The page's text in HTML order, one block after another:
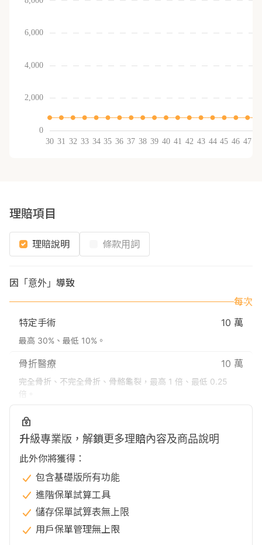
理賠項目
理賠說明 條款用詞
因「意外」導致
每次
特定手術
10 萬
最高 30%、最低 10%。
骨折醫療 10 萬
完全骨折、不完全骨折、骨骼龜裂，最高 1 倍、最低 0.25
倍。
升級專業版，解鎖更多理賠內容及商品說明
此外你將獲得：
包含基礎版所有功能
進階保單試算工具
儲存保單試算表無上限
用戶保單管理無上限